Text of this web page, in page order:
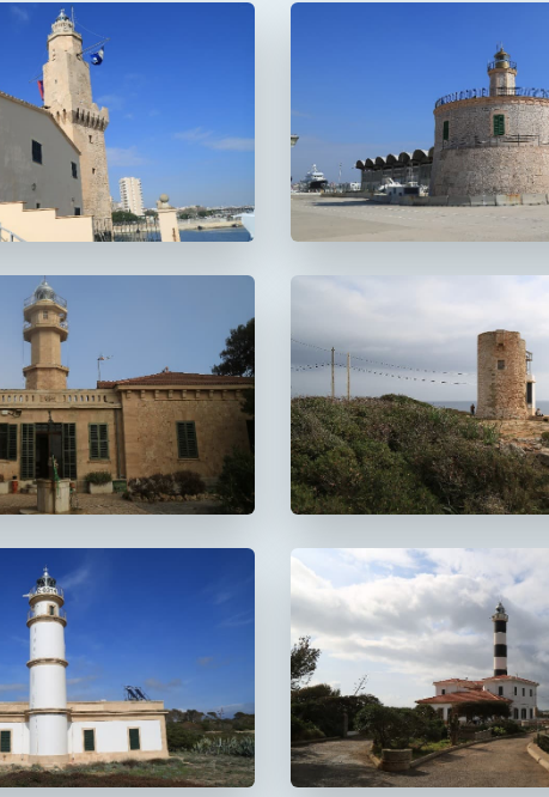
Portopí
Faro del
Faro de La
FUERA DE
Punta de la Faro de la
Beu
Cap Salines Faro de